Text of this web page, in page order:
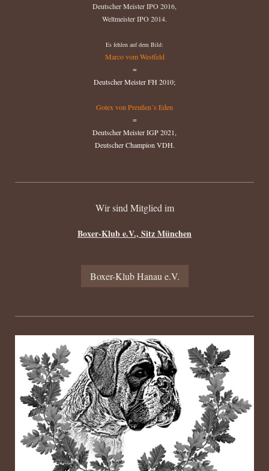
Deutscher Meister IPO 2016,
Weltmeister IPO 2014.
Es fehlen auf dem Bild:
Marco vom Westfeld
=
Deutscher Meister FH 2010;
Gotex von Preußen´s Eden
=
Deutscher Meister IGP 2021,
Deutscher Champion VDH.
Wir sind Mitglied im
Boxer-Klub e.V., Sitz München
Boxer-Klub Hanau e.V.